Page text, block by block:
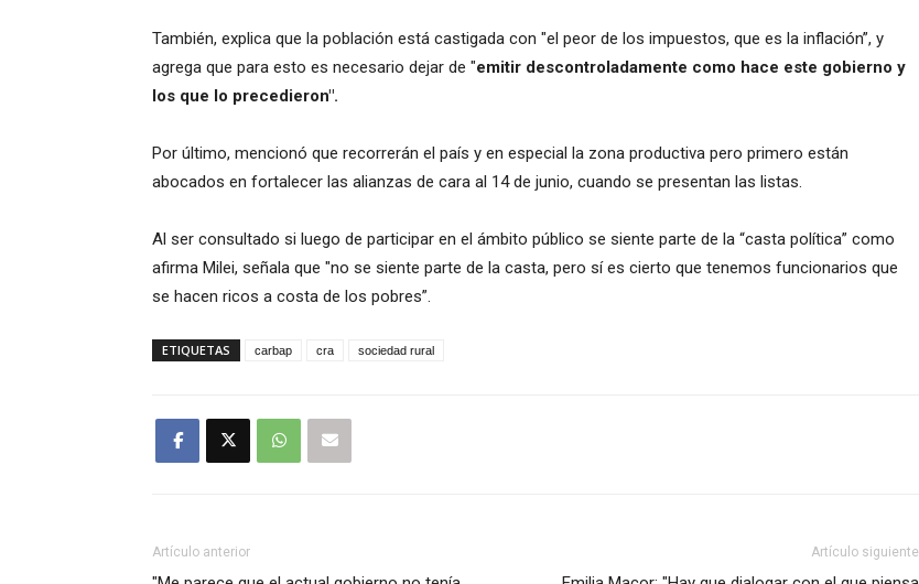
También, explica que la población está castigada con "el peor de los impuestos, que es la inflación”, y
agrega que para esto es necesario dejar de "emitir descontroladamente como hace este gobierno y
los que lo precedieron".
Por último, mencionó que recorrerán el país y en especial la zona productiva pero primero están
abocados en fortalecer las alianzas de cara al 14 de junio, cuando se presentan las listas.
Al ser consultado si luego de participar en el ámbito público se siente parte de la “casta política” como
afirma Milei, señala que "no se siente parte de la casta, pero sí es cierto que tenemos funcionarios que
se hacen ricos a costa de los pobres”.
ETIQUETAS carbap cra sociedad rural
Artículo anterior Artículo siguiente